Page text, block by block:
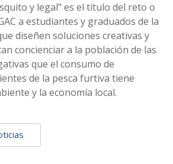
y legal" es el título del reto o
a estudiantes y graduados de la
diseñen soluciones creativas y
concienciar a la población de las
que el consumo de
de la pesca furtiva tiene
y la economía local.